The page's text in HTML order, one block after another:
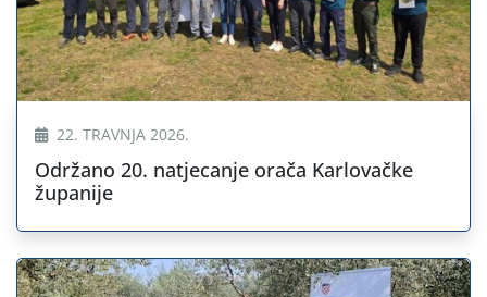
22. TRAVNJA 2026.
Održano 20. natjecanje orača Karlovačke
županije